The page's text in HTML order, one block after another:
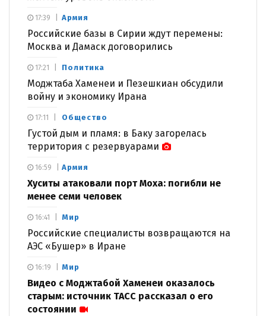
Армия
Российские базы в Сирии ждут перемены:
Москва и Дамаск договорились
17:39
Политика
Моджтаба Хаменеи и Пезешкиан обсудили
войну и экономику Ирана
17:21
Общество
Густой дым и пламя: в Баку загорелась
территория с резервуарами
17:11
Армия
Хуситы атаковали порт Моха: погибли не
менее семи человек
16:59
Мир
Российские специалисты возвращаются на
АЭС «Бушер» в Иране
16:41
Мир
Видео с Моджтабой Хаменеи оказалось
старым: источник ТАСС рассказал о его
состоянии
16:19